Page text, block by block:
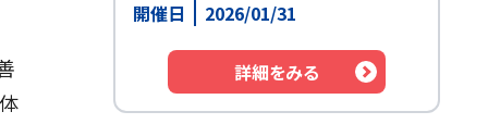
開催日
2026/01/31
詳細をみる